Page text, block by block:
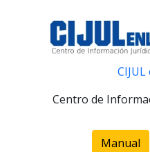
Centro de
Manual